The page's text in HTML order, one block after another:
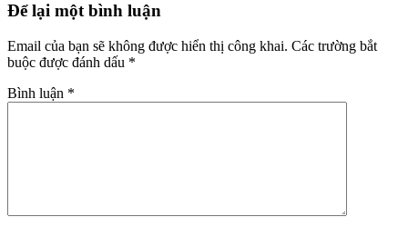
Để lại một bình luận
Email của bạn sẽ không được hiển thị công khai. Các trường bắt
buộc được đánh dấu *
Bình luận *